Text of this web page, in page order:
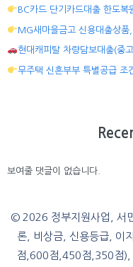
BC카드 단기카드대출 한도
MG새마을금고 신용대출상품
현대캐피탈 차량담보대출(중
무주택 신혼부부 특별공급 조
보여줄 댓글이 없습니다.
© 2026 정부지원사업, 서
론, 비상금, 신용등급, 이
점,600점,450점,350점),